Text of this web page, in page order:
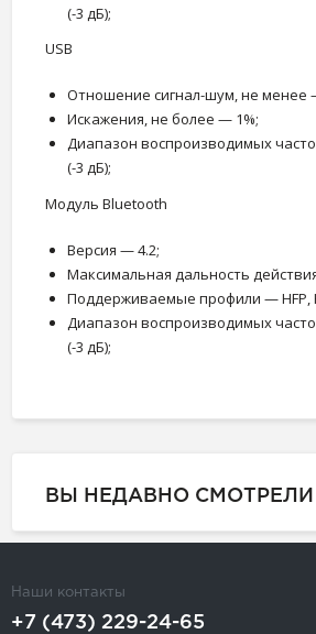
(-3 дБ);
USB
Отношение сигнал-шум, не менее
Искажения, не более — 1%;
Диапазон воспроизводимых
(-3 дБ);
Модуль Bluetooth
Версия — 4.2;
Максимальная дальность
Поддерживаемые профили — HFP,
Диапазон воспроизводимых
(-3 дБ);
ВЫ НЕДАВНО СМОТРЕЛИ
Наши контакты
+7 (473) 229-24-65